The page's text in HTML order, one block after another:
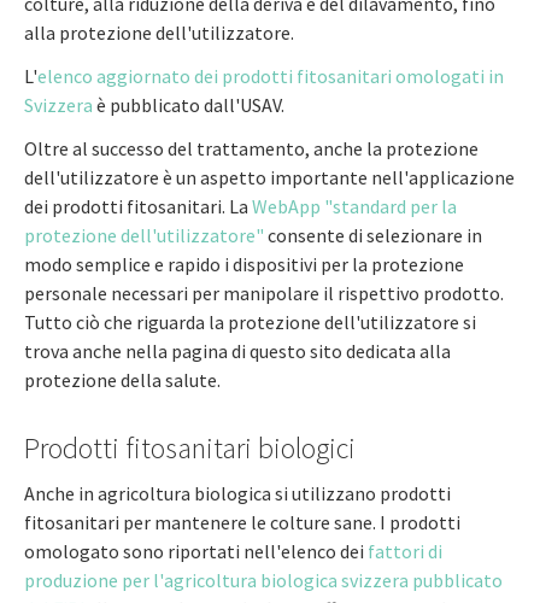
alla protezione dell'utilizzatore.
L'elenco aggiornato dei prodotti fitosanitari omologati in
Svizzera è pubblicato dall'USAV.
Oltre al successo del trattamento, anche la protezione
dell'utilizzatore è un aspetto importante nell'applicazione
dei prodotti fitosanitari. La WebApp "standard per la
protezione dell'utilizzatore" consente di selezionare in
modo semplice e rapido i dispositivi per la protezione
personale necessari per manipolare il rispettivo prodotto.
Tutto ciò che riguarda la protezione dell'utilizzatore si
trova anche nella pagina di questo sito dedicata alla
protezione della salute.
Prodotti fitosanitari biologici
Anche in agricoltura biologica si utilizzano prodotti
fitosanitari per mantenere le colture sane. I prodotti
omologato sono riportati nell'elenco dei fattori di
produzione per l'agricoltura biologica svizzera pubblicato